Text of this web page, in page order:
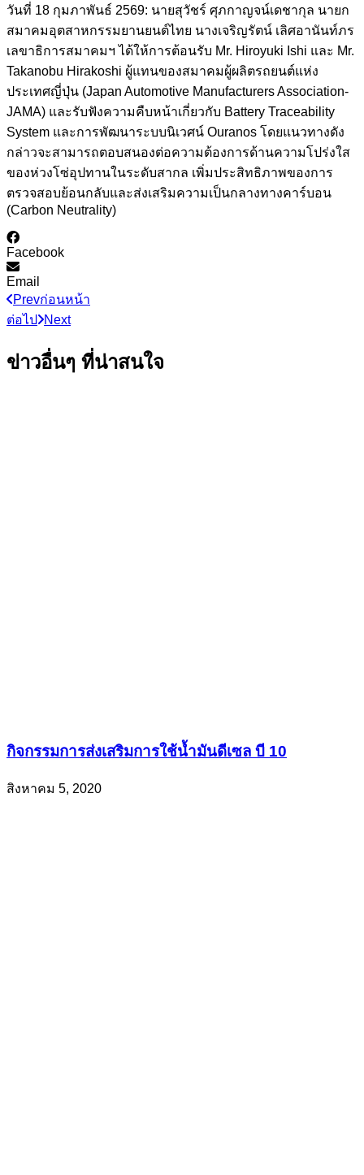
วันที่ 18 กุมภาพันธ์ 2569: นายสุวัชร์ ศุภกาญจน์เดชากุล นายก
สมาคมอุตสาหกรรมยานยนต์ไทย นางเจริญรัตน์ เลิศอานันท์ภร
เลขาธิการสมาคมฯ ได้ให้การต้อนรับ Mr. Hiroyuki Ishi และ Mr.
Takanobu Hirakoshi ผู้แทนของสมาคมผู้ผลิตรถยนต์แห่ง
ประเทศญี่ปุ่น (Japan Automotive Manufacturers Association-
JAMA) และรับฟังความคืบหน้าเกี่ยวกับ Battery Traceability
System และการพัฒนาระบบนิเวศน์ Ouranos โดยแนวทางดัง
กล่าวจะสามารถตอบสนองต่อความต้องการด้านความโปร่งใส
ของห่วงโซ่อุปทานในระดับสากล เพิ่มประสิทธิภาพของการ
ตรวจสอบย้อนกลับและส่งเสริมความเป็นกลางทางคาร์บอน
(Carbon Neutrality)
Facebook
Email
Prevก่อนหน้า
ต่อไป
Next
ข่าวอื่นๆ ที่น่าสนใจ
กิจกรรมการส่งเสริมการใช้น้ำมันดีเซล บี 10
สิงหาคม 5, 2020